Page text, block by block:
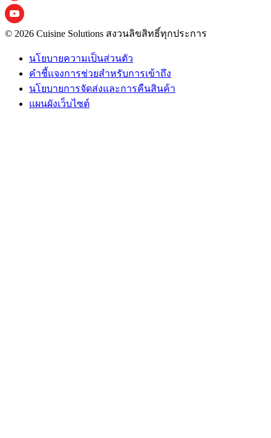
© 2026 Cuisine Solutions สงวนลิขสิทธิ์ทุกประการ
นโยบายความเป็นส่วนตัว
คําชี้แจงการช่วยสําหรับการเข้าถึง
นโยบายการจัดส่งและการคืนสินค้า
แผนผังเว็บไซต์